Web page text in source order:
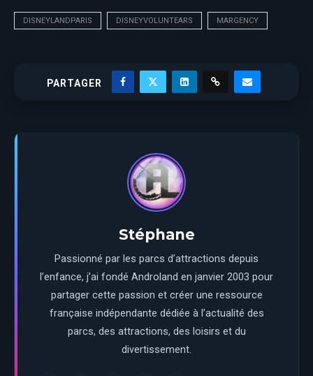
DISNEYLANDPARIS DISNEYVOLUNTEARS MARGENCY
PARTAGER
Stéphane
Passionné par les parcs d’attractions depuis
l’enfance, j’ai fondé Androland en janvier 2003 pour
partager cette passion et créer une ressource
française indépendante dédiée à l’actualité des
parcs, des attractions, des loisirs et du
divertissement.